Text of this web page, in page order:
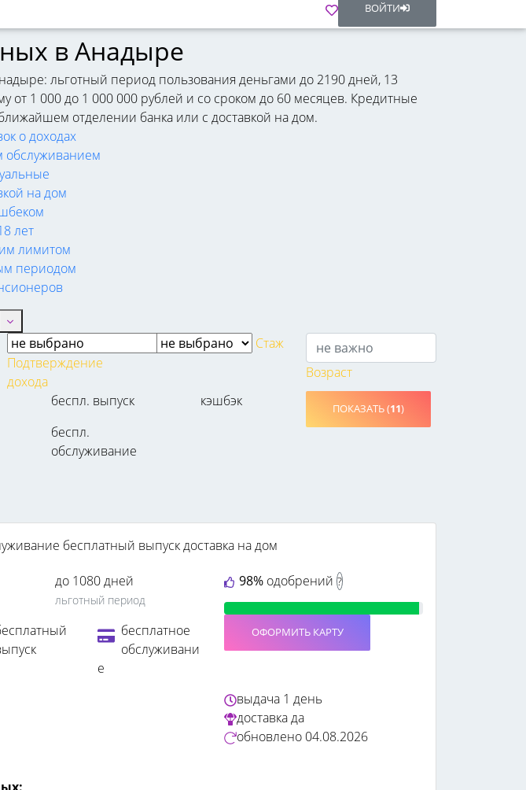
ВОЙТИ
в Анадыре
льготный период пользования деньгами до 2190 дней, 13
от 1 000 до 1 000 000 рублей и со сроком до 60 месяцев. Кредитные
отделении банка или с доставкой на дом.
о доходах
обслуживанием
на дом
лет
лимитом
периодом
Подтверждение
дохода
Стаж
Возраст
беспл. выпуск
беспл.
обслуживание
кэшбэк ПОКАЗАТЬ (11)
бесплатный выпускдоставка на дом
до 1080 дней
льготный период
бесплатное
обслуживани
е
98% одобрений?
ОФОРМИТЬ КАРТУ
выдача 1 день
доставкада
обновлено 04.08.2026